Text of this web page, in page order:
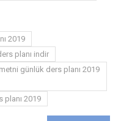
2019
planı indir
günlük ders planı 2019
planı 2019